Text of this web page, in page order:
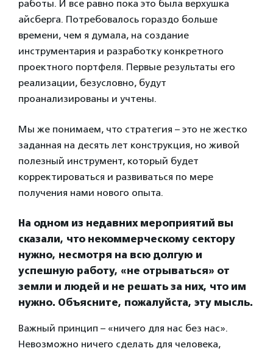
работы. И все равно пока это была верхушка
айсберга. Потребовалось гораздо больше
времени, чем я думала, на создание
инструментария и разработку конкретного
проектного портфеля. Первые результаты его
реализации, безусловно, будут
проанализированы и учтены.
Мы же понимаем, что стратегия – это не жестко
заданная на десять лет конструкция, но живой
полезный инструмент, который будет
корректироваться и развиваться по мере
получения нами нового опыта.
На одном из недавних мероприятий вы
сказали, что некоммерческому сектору
нужно, несмотря на всю долгую и
успешную работу, «не отрываться» от
земли и людей и не решать за них, что им
нужно. Объясните, пожалуйста, эту мысль.
Важный принцип – «ничего для нас без нас».
Невозможно ничего сделать для человека,